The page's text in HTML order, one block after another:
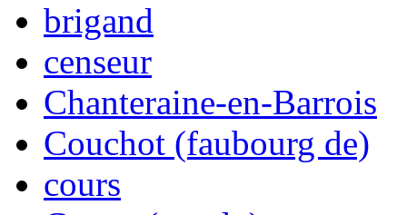
brigand
censeur
Chanteraine-en-Barrois
Couchot (faubourg de)
cours